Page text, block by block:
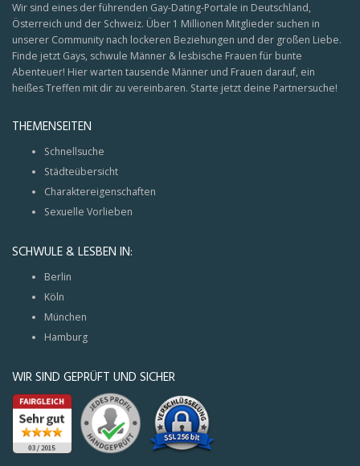
Wir sind eines der führenden Gay-Dating-Portale in Deutschland,
Österreich und der Schweiz. Über 1 Millionen Mitglieder suchen in
unserer Community nach lockeren Beziehungen und der großen Liebe.
Finde jetzt Gays, schwule Männer & lesbische Frauen für bunte
Abenteuer! Hier warten tausende Männer und Frauen darauf, ein
heißes Treffen mit dir zu vereinbaren. Starte jetzt deine Partnersuche!
THEMENSEITEN
Schnellsuche
Städteübersicht
Charaktereigenschaften
Sexuelle Vorlieben
SCHWULE & LESBEN IN:
Berlin
Köln
München
Hamburg
WIR SIND GEPRÜFT UND SICHER